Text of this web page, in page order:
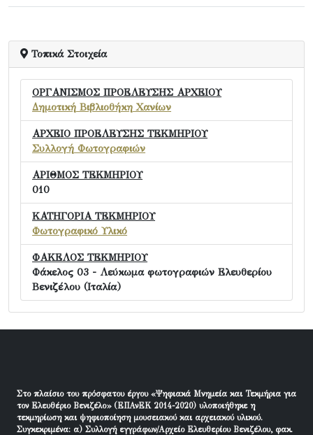
Τοπικά Στοιχεία
ΟΡΓΑΝΙΣΜΟΣ ΠΡΟΕΛΕΥΣΗΣ ΑΡΧΕΙΟΥ
Δημοτική Βιβλιοθήκη Χανίων
ΑΡΧΕΙΟ ΠΡΟΕΛΕΥΣΗΣ ΤΕΚΜΗΡΙΟΥ
Συλλογή Φωτογραφιών
ΑΡΙΘΜΟΣ ΤΕΚΜΗΡΙΟΥ
010
ΚΑΤΗΓΟΡΙΑ ΤΕΚΜΗΡΙΟΥ
Φωτογραφικό Υλικό
ΦΑΚΕΛΟΣ ΤΕΚΜΗΡΙΟΥ
Φάκελος 03 - Λεύκωμα φωτογραφιών Ελευθερίου
Βενιζέλου (Ιταλία)
Στο πλαίσιο του πρόσφατου έργου «Ψηφιακά Μνημεία και Τεκμήρια για
τον Ελευθέριο Βενιζέλο» (ΕΠΑνΕΚ 2014-2020) υλοποιήθηκε η
τεκμηρίωση και ψηφιοποίηση μουσειακού και αρχειακού υλικού.
Συγκεκριμένα: α) Συλλογή εγγράφων/Αρχείο Ελευθερίου Βενιζέλου, φακ.